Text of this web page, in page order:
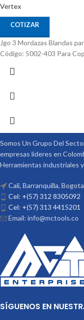
Vertex
COTIZAR
Jgo 3 Mordazas Blandas
Código: 5002-403 Para
Somos Un Grupo Del
empresas lideres en
Herramientas industriales
Cali, Barranquilla,
Cel: +(57) 312 8305092
Cel: +(57) 313 4415201
Email: info@mctools.co
SÍGUENOS EN